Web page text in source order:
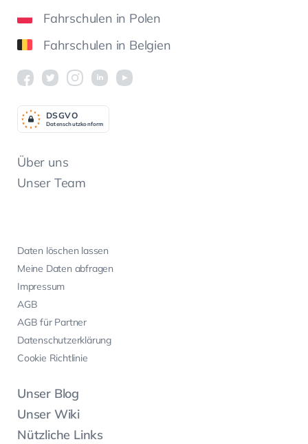
Fahrschulen in Polen
Fahrschulen in Belgien
Über uns
Unser Team
Daten löschen lassen
Meine Daten abfragen
Impressum
AGB
AGB für Partner
Datenschutzerklärung
Cookie Richtlinie
Unser Blog
Unser Wiki
Nützliche Links
Datenschutzkonform
DSGVO